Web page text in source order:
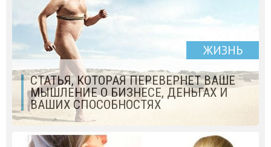
ЖИЗНЬ
СТАТЬЯ, КОТОРАЯ ПЕРЕВЕРНЕТ ВАШЕ
МЫШЛЕНИЕ О БИЗНЕСЕ, ДЕНЬГАХ И
ВАШИХ СПОСОБНОСТЯХ